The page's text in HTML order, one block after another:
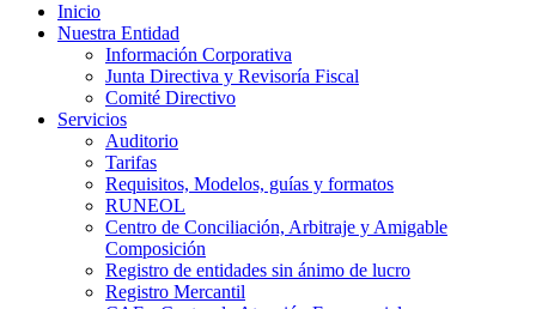
Inicio
Nuestra Entidad
Información Corporativa
Junta Directiva y Revisoría Fiscal
Comité Directivo
Servicios
Auditorio
Tarifas
Requisitos, Modelos, guías y formatos
RUNEOL
Centro de Conciliación, Arbitraje y Amigable
Composición
Registro de entidades sin ánimo de lucro
Registro Mercantil